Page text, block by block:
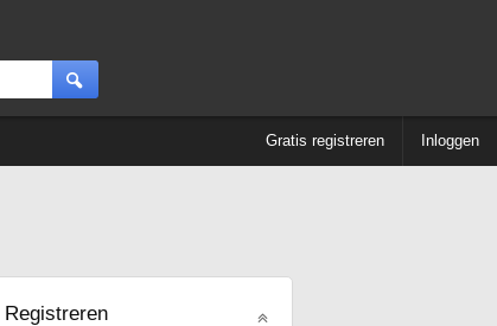
Gratis registreren Inloggen
Registreren